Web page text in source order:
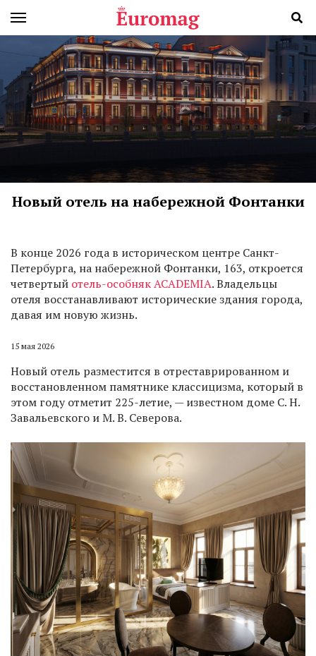
Новый отель на набережной Фонтанки
В конце 2026 года в историческом центре Санкт-
Петербурга, на набережной Фонтанки, 163, откроется
четвертый отель-особняк ACADEMIA. Владельцы
отеля восстанавливают исторические здания города,
давая им новую жизнь.
15 мая 2026
Новый отель разместится в отреставрированном и
восстановленном памятнике классицизма, который в
этом году отметит 225-летие, — известном доме С. Н.
Завальевского и М. В. Северова.